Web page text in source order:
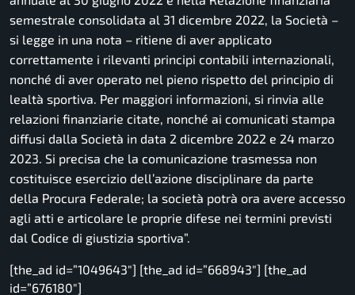
semestrale consolidata al 31 dicembre 2022, la Società –
si legge in una nota – ritiene di aver applicato
correttamente i rilevanti principi contabili internazionali,
nonché di aver operato nel pieno rispetto del principio di
lealtà sportiva. Per maggiori informazioni, si rinvia alle
relazioni finanziarie citate, nonché ai comunicati stampa
diffusi dalla Società in data 2 dicembre 2022 e 24 marzo
2023. Si precisa che la comunicazione trasmessa non
costituisce esercizio dell’azione disciplinare da parte
della Procura Federale; la società potrà ora avere accesso
agli atti e articolare le proprie difese nei termini previsti
dal Codice di giustizia sportiva”.
[the_ad id=”1049643″] [the_ad id=”668943″] [the_ad
id=”676180″]